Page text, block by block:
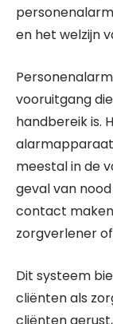
en het welzijn
vooruitgang
handbereik is.
meestal in de
geval van
contact
zorgverlener
Dit systeem
cliënten als